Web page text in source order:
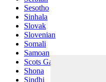
Sesotho
Sinhala
Slovak
Slovenian
Somali
Samoan
Scots Gaelic
Shona
Sindhi